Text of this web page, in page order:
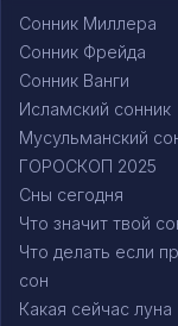
Сонник Миллера
Сонник Фрейда
Сонник Ванги
Исламский сонник
Мусульманский
ГОРОСКОП 2025
Сны сегодня
Что значит твой
Что делать если
сон
Какая сейчас луна